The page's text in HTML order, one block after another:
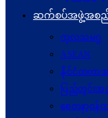
ဆက်စပ်အဖွဲ့အစည်း
ကုလသမဂ္ဂ
ASEAN
နိုင်ငံတကာအ
ပြည်တွင်းအ
စေတနာ့ဝန်